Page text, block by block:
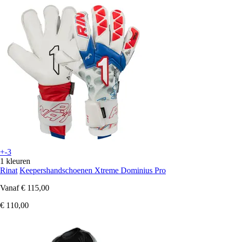
+-3
1 kleuren
Rinat Keepershandschoenen Xtreme Dominius Pro
Vanaf € 115,00
€ 110,00